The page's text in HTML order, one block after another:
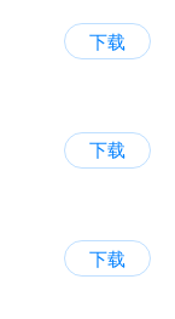
下载
下载
下载